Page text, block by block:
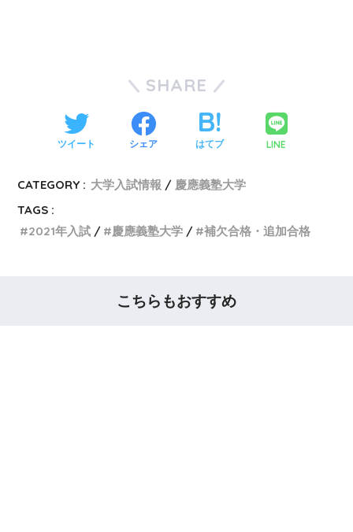
SHARE
ツイート シェア はてブ LINE
CATEGORY : 大学入試情報
慶應義塾大学
TAGS :
2021年入試
慶應義塾大学 補欠合格・追加合格
こちらもおすすめ